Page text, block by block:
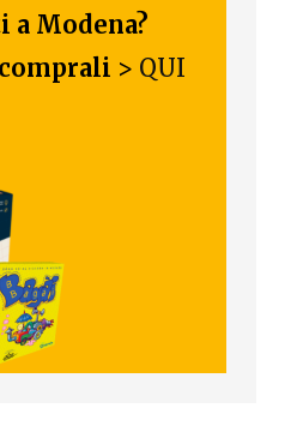
a Modena?
> QUI